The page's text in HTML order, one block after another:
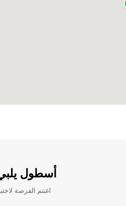
أسطول
"اغتنم الفرصة